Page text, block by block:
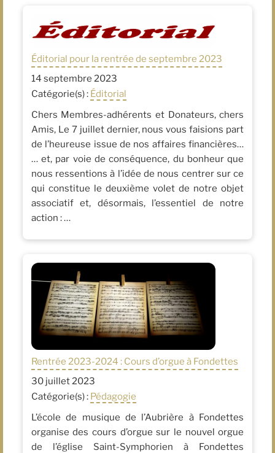
Éditorial pour la rentrée de septembre 2023
14 septembre 2023
Catégorie(s) : Éditorial
Chers Membres-adhérents et Donateurs, chers
Amis, Le 7 juillet dernier, nous vous faisions part
de l’heureuse issue de nos affaires financières…
… et, par voie de conséquence, du bonheur que
nous ressentions à l’idée de nous centrer sur ce
qui constitue le deuxième volet de notre objet
associatif et, désormais, l’essentiel de notre
action : …
Rentrée 2023-2024 : Cours d’orgue à Fondettes
30 juillet 2023
Catégorie(s) : Pédagogie
L’école de musique de l’Aubrière à Fondettes
organise des cours d’orgue sur le nouvel orgue
de l’église Saint-Symphorien à Fondettes